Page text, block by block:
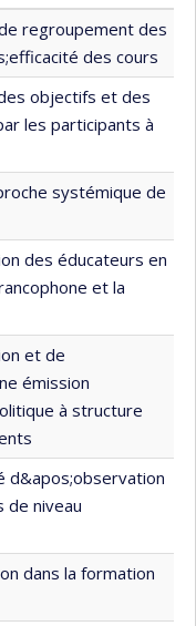
regroupement des
des cours
objectifs et des
les participants à
systémique de
des éducateurs en
et la
et de
émission
à structure
d&apos;observation
de niveau
dans la formation